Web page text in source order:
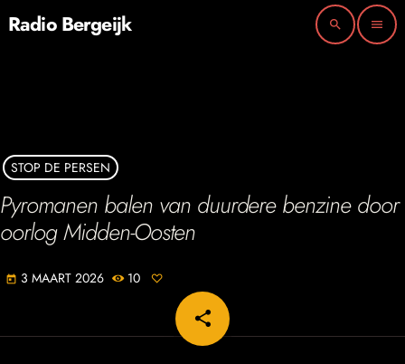
Radio Bergeijk search menu
STOP DE PERSEN
Pyromanen balen van duurdere benzine door
oorlog Midden-Oosten
today 3 MAART 2026 10
share
email